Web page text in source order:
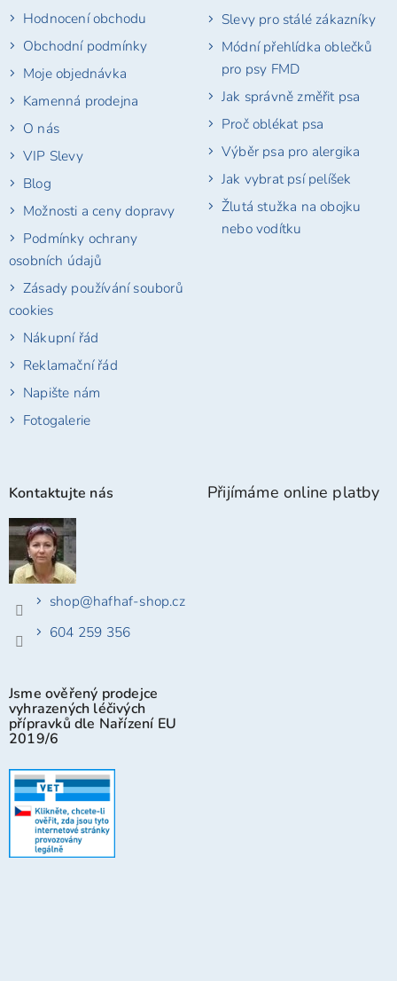
Hodnocení obchodu
Obchodní podmínky
Moje objednávka
Kamenná prodejna
O nás
VIP Slevy
Blog
Možnosti a ceny dopravy
Podmínky ochrany
osobních údajů
Zásady používání souborů
cookies
Nákupní řád
Reklamační řád
Napište nám
Fotogalerie
Slevy pro stálé zákazníky
Módní přehlídka oblečků
pro psy FMD
Jak správně změřit psa
Proč oblékat psa
Výběr psa pro alergika
Jak vybrat psí pelíšek
Žlutá stužka na obojku
nebo vodítku
Kontaktujte nás
shop@hafhaf-shop.cz
604 259 356
Jsme ověřený prodejce
vyhrazených léčivých
přípravků dle Nařízení EU
2019/6
Přijímáme online platby